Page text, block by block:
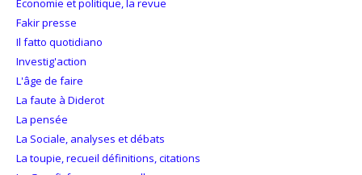
Économie et politique, la revue
Fakir presse
Il fatto quotidiano
Investig'action
L'âge de faire
La faute à Diderot
La pensée
La Sociale, analyses et débats
La toupie, recueil définitions, citations